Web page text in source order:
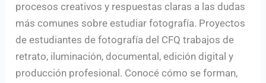
procesos creativos y respuestas claras a las dudas
más comunes sobre estudiar fotografía. Proyectos
de estudiantes de fotografía del CFQ trabajos de
retrato, iluminación, documental, edición digital y
producción profesional. Conocé cómo se forman,